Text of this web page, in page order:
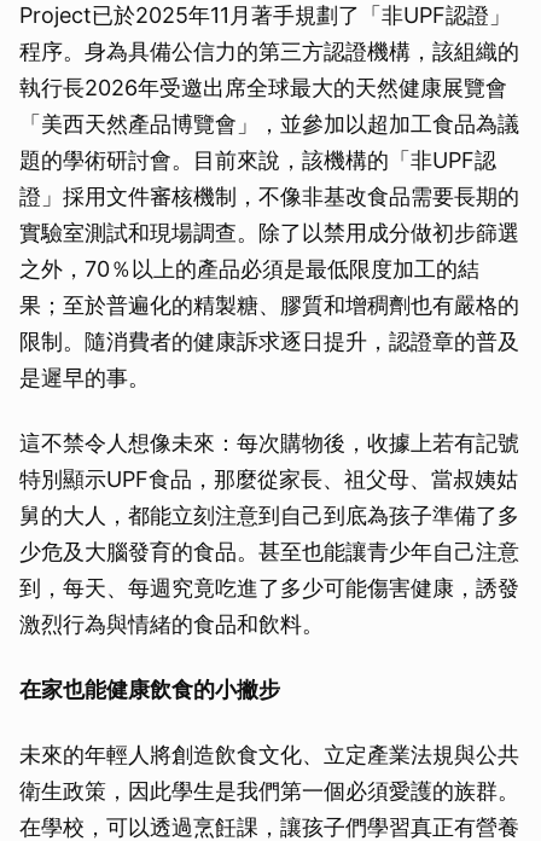
Project已於2025年11月著手規劃了「非UPF認證」
程序。身為具備公信力的第三方認證機構，該組織的
執行長2026年受邀出席全球最大的天然健康展覽會
「美西天然產品博覽會」，並參加以超加工食品為議
題的學術研討會。目前來說，該機構的「非UPF認
證」採用文件審核機制，不像非基改食品需要長期的
實驗室測試和現場調查。除了以禁用成分做初步篩選
之外，70％以上的產品必須是最低限度加工的結
果；至於普遍化的精製糖、膠質和增稠劑也有嚴格的
限制。隨消費者的健康訴求逐日提升，認證章的普及
是遲早的事。
這不禁令人想像未來：每次購物後，收據上若有記號
特別顯示UPF食品，那麼從家長、祖父母、當叔姨姑
舅的大人，都能立刻注意到自己到底為孩子準備了多
少危及大腦發育的食品。甚至也能讓青少年自己注意
到，每天、每週究竟吃進了多少可能傷害健康，誘發
激烈行為與情緒的食品和飲料。
在家也能健康飲食的小撇步
未來的年輕人將創造飲食文化、立定產業法規與公共
衛生政策，因此學生是我們第一個必須愛護的族群。
在學校，可以透過烹飪課，讓孩子們學習真正有營養